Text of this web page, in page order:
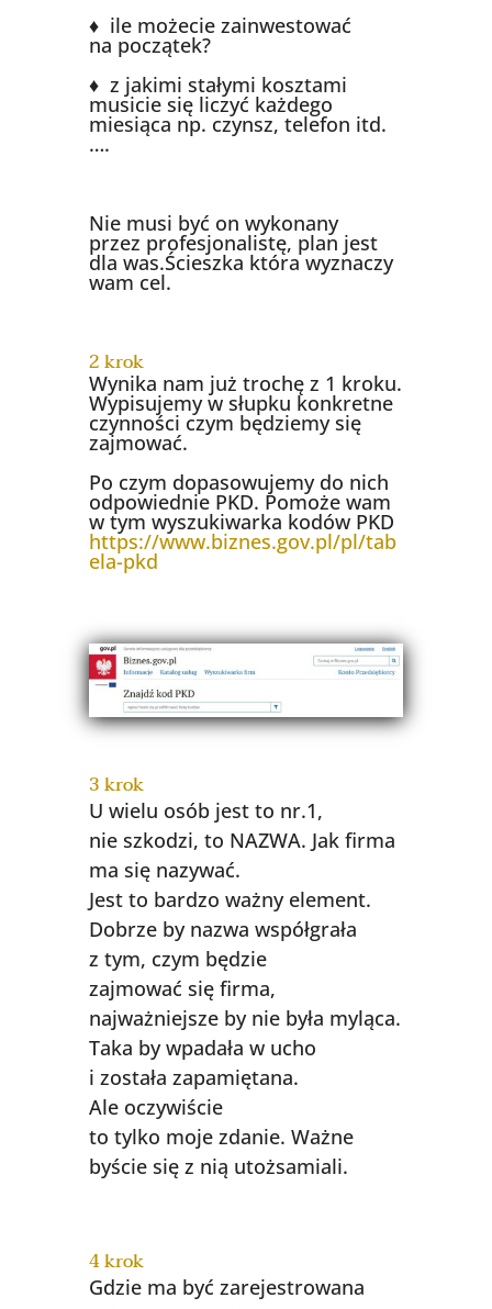
♦ ile możecie zainwestować
na początek?
♦ z jakimi stałymi kosztami
musicie się liczyć każdego
miesiąca np. czynsz, telefon itd.
….
Nie musi być on wykonany
przez profesjonalistę, plan jest
dla was.Ścieszka która wyznaczy
wam cel.
2 krok
Wynika nam już trochę z 1 kroku.
Wypisujemy w słupku konkretne
czynności czym będziemy się
zajmować.
Po czym dopasowujemy do nich
odpowiednie PKD. Pomoże wam
w tym wyszukiwarka kodów PKD
https://www.biznes.gov.pl/pl/tab
ela-pkd
3 krok
U wielu osób jest to nr.1,
nie szkodzi, to NAZWA. Jak firma
ma się nazywać.
Jest to bardzo ważny element.
Dobrze by nazwa współgrała
z tym, czym będzie
zajmować się firma,
najważniejsze by nie była myląca.
Taka by wpadała w ucho
i została zapamiętana.
Ale oczywiście
to tylko moje zdanie. Ważne
byście się z nią utożsamiali.
4 krok
Gdzie ma być zarejestrowana